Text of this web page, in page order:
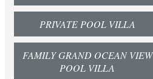
PRIVATE POOL VILLA
FAMILY GRAND OCEAN VIEW
POOL VILLA